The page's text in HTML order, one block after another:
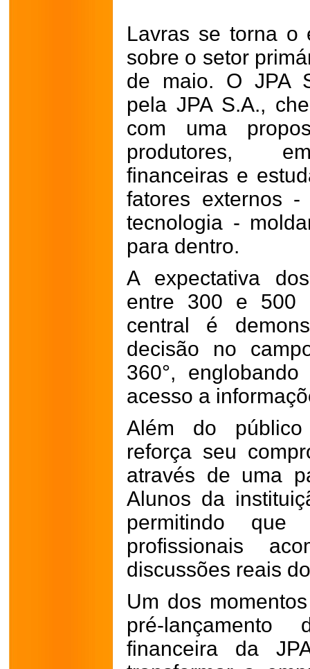
Lavras se torna o
sobre o setor
de maio. O JPA
pela JPA S.A.,
com uma
produtores,
financeiras e
fatores externos
tecnologia -
para dentro.
A expectativa
entre 300 e 500
central é
decisão no
360°,
acesso a
Além do
reforça seu
através de uma
Alunos da
permitindo
profissionais
discussões reais
Um dos
pré-
financeira da